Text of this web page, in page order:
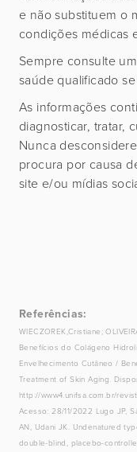
e não substituem o
condições médicas
Sempre consulte
saúde qualificado
As informações
diagnosticar, tratar,
Nunca
procura por causa
site e/ou mídias
Referências:
WIECZOREK,Cristiane;
Benefícios do Colágeno
Envelhecimento Cutâneo /
Treatment of Skin Aging.
http://www4.unifsa.com.br/
Acesso: 28/11/2022 Lugo JP,
AN, Udani JK. Undenatured
double-blind, placebo-